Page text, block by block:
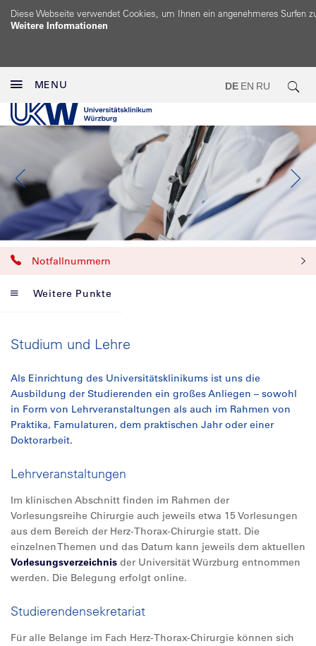
Diese Webseite verwendet Cookies, um Ihnen ein angenehmeres Surfen
Weitere Informationen
MENU DE EN RU
Notfallnummern
Weitere Punkte
Studium und Lehre
Als Einrichtung des Universitätsklinikums ist uns die
Ausbildung der Studierenden ein großes Anliegen – sowohl
in Form von Lehrveranstaltungen als auch im Rahmen von
Praktika, Famulaturen, dem praktischen Jahr oder einer
Doktorarbeit.
Lehrveranstaltungen
Im klinischen Abschnitt finden im Rahmen der
Vorlesungsreihe Chirurgie auch jeweils etwa 15 Vorlesungen
aus dem Bereich der Herz-Thorax-Chirurgie statt. Die
einzelnen Themen und das Datum kann jeweils dem aktuellen
Vorlesungsverzeichnis der Universität Würzburg entnommen
werden. Die Belegung erfolgt online.
Studierendensekretariat
Für alle Belange im Fach Herz-Thorax-Chirurgie können sich